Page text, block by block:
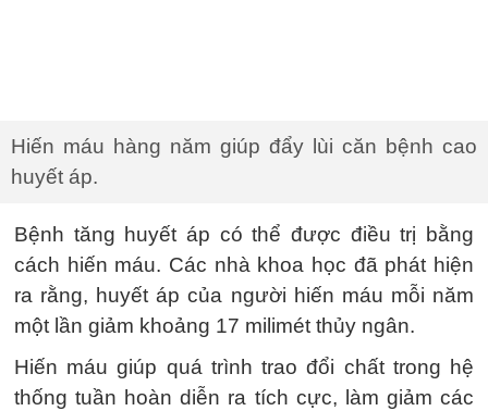
Hiến máu hàng năm giúp đẩy lùi căn bệnh cao
huyết áp.
Bệnh tăng huyết áp có thể được điều trị bằng
cách hiến máu. Các nhà khoa học đã phát hiện
ra rằng, huyết áp của người hiến máu mỗi năm
một lần giảm khoảng 17 milimét thủy ngân.
Hiến máu giúp quá trình trao đổi chất trong hệ
thống tuần hoàn diễn ra tích cực, làm giảm các